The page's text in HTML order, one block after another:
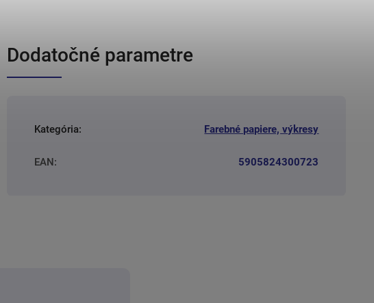
Dodatočné parametre
Kategória: Farebné papiere, výkresy
EAN: 5905824300723